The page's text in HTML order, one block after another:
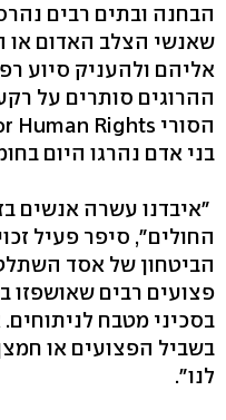
הבחנה ובתים רבים
שאנשי הצלב האדום או
אליהם ולהעניק סיוע
ההרוגים סותרים על
בני אדם נהרגו היום
"איבדנו עשרה אנשים
החולים", סיפר פעיל
הביטחון של אסד
פצועים רבים שאושפזו
בסכיני מטבח
בשביל הפצועים או
לנו".